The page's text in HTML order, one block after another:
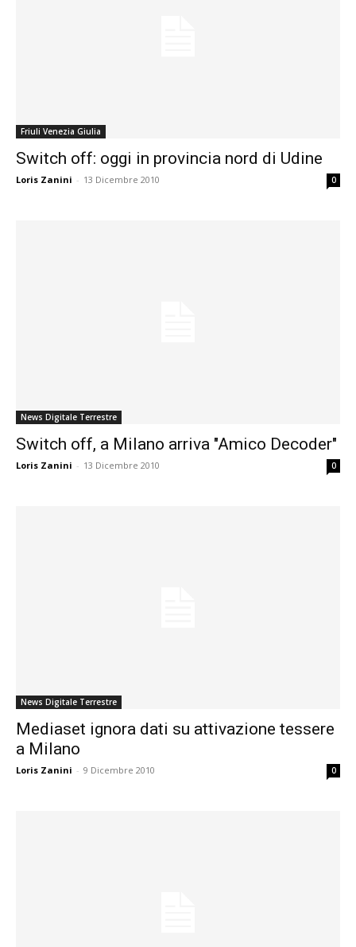
Friuli Venezia Giulia
Switch off: oggi in provincia nord di Udine
Loris Zanini - 13 Dicembre 2010 0
News Digitale Terrestre
Switch off, a Milano arriva "Amico Decoder"
Loris Zanini - 13 Dicembre 2010 0
News Digitale Terrestre
Mediaset ignora dati su attivazione tessere
a Milano
Loris Zanini - 9 Dicembre 2010 0